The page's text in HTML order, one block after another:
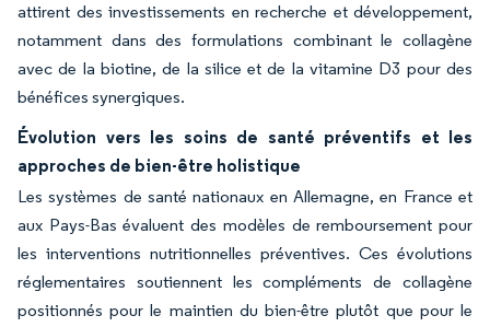
attirent des investissements en recherche et développement,
notamment dans des formulations combinant le collagène
avec de la biotine, de la silice et de la vitamine D3 pour des
bénéfices synergiques.
Évolution vers les soins de santé préventifs et les
approches de bien-être holistique
Les systèmes de santé nationaux en Allemagne, en France et
aux Pays-Bas évaluent des modèles de remboursement pour
les interventions nutritionnelles préventives. Ces évolutions
réglementaires soutiennent les compléments de collagène
positionnés pour le maintien du bien-être plutôt que pour le